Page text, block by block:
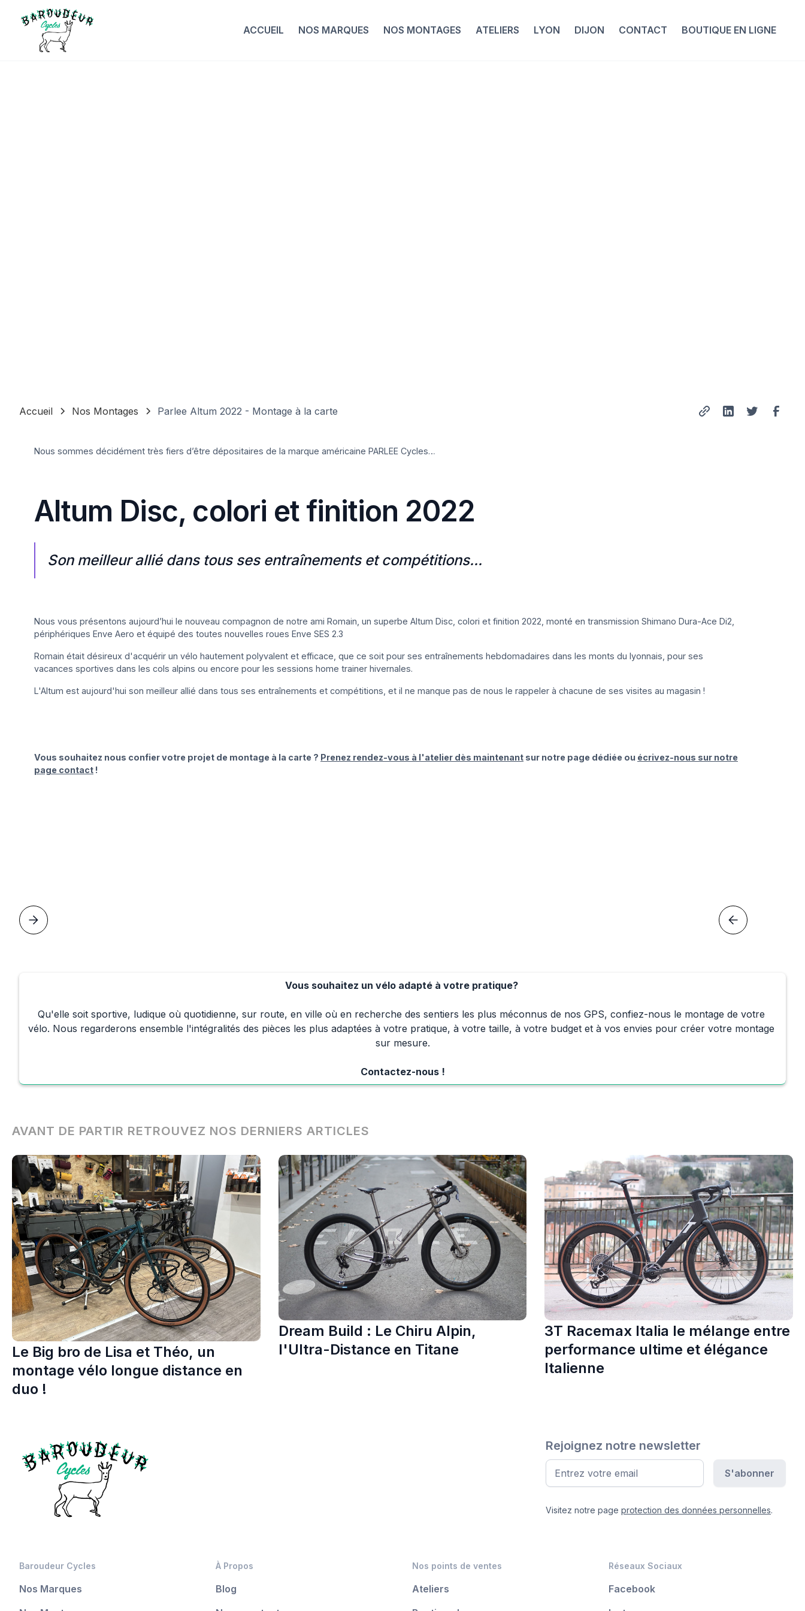
ACCUEIL NOS MARQUES NOS MONTAGES ATELIERS LYON DIJON CONTACT BOUTIQUE EN LIGNE
Accueil Nos Montages Parlee Altum 2022 - Montage à la carte
Nous sommes décidément très fiers d’être dépositaires de la marque américaine PARLEE Cycles…
Altum Disc, colori et finition 2022
Son meilleur allié dans tous ses entraînements et compétitions...
Nous vous présentons aujourd’hui le nouveau compagnon de notre ami Romain, un superbe Altum Disc, colori et finition 2022, monté en transmission Shimano Dura-Ace Di2,
périphériques Enve Aero et équipé des toutes nouvelles roues Enve SES 2.3
Romain était désireux d'acquérir un vélo hautement polyvalent et efficace, que ce soit pour ses entraînements hebdomadaires dans les monts du lyonnais, pour ses
vacances sportives dans les cols alpins ou encore pour les sessions home trainer hivernales.
L'Altum est aujourd'hui son meilleur allié dans tous ses entraînements et compétitions, et il ne manque pas de nous le rappeler à chacune de ses visites au magasin !
Vous souhaitez nous confier votre projet de montage à la carte ? Prenez rendez-vous à l'atelier dès maintenant sur notre page dédiée ou écrivez-nous sur notre
page contact !
Vous souhaitez un vélo adapté à votre pratique?
Qu'elle soit sportive, ludique où quotidienne, sur route, en ville où en recherche des sentiers les plus méconnus de nos GPS, confiez-nous le montage de votre
vélo. Nous regarderons ensemble l'intégralités des pièces les plus adaptées à votre pratique, à votre taille, à votre budget et à vos envies pour créer votre montage
sur mesure.
Contactez-nous !
AVANT DE PARTIR RETROUVEZ NOS DERNIERS ARTICLES
Le Big bro de Lisa et Théo, un
montage vélo longue distance en
duo !
Dream Build : Le Chiru Alpin,
l'Ultra-Distance en Titane
3T Racemax Italia le mélange entre
performance ultime et élégance
Italienne
Rejoignez notre newsletter
Visitez notre page protection des données personnelles.
Baroudeur Cycles
Nos Marques
À Propos
Blog
Nos points de ventes
Ateliers
Réseaux Sociaux
Facebook